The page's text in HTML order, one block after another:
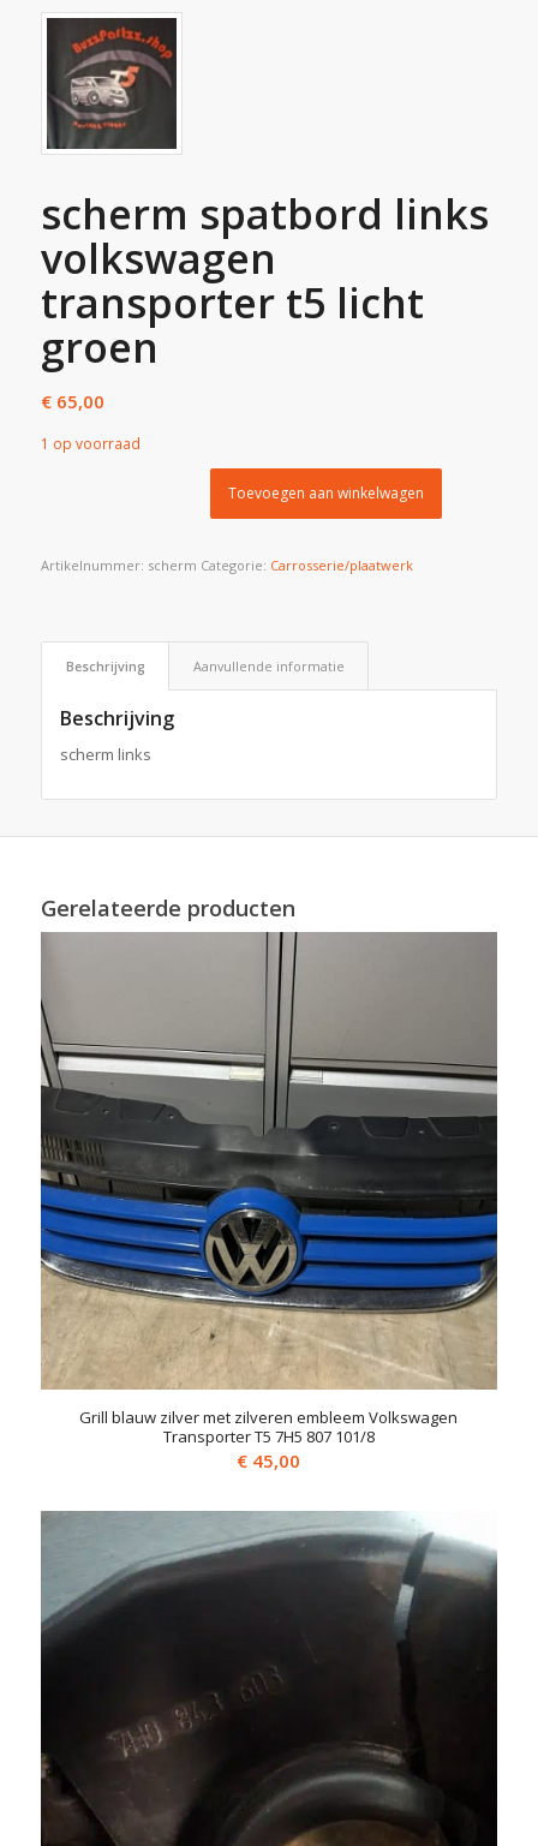
scherm spatbord links
volkswagen
transporter t5 licht
groen
€65,00
1 op voorraad
Toevoegen aan winkelwagen
Artikelnummer: scherm Categorie: Carrosserie/plaatwerk
Beschrijving Aanvullende informatie
Beschrijving
scherm links
Gerelateerde producten
Grill blauw zilver met zilveren embleem Volkswagen
Transporter T5 7H5 807 101/8
€ 45,00